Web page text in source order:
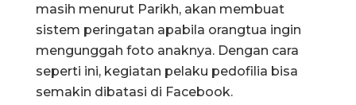
masih menurut Parikh, akan membuat
sistem peringatan apabila orangtua ingin
mengunggah foto anaknya. Dengan cara
seperti ini, kegiatan pelaku pedofilia bisa
semakin dibatasi di Facebook.